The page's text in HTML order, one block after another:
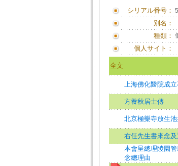
シリアル番号：
別名：
種類：
個人サイト：
全文
上海佛化醫院成
方養秋居士傳
北京極樂寺放生
右任先生書來念
本會呈總理陵園
念總理由